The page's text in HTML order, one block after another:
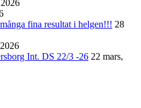
fina resultat i helgen!!! 28
Int. DS 22/3 -26 22 mars,